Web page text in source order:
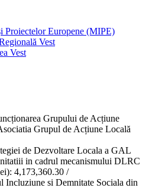
Proiectelor Europene (MIPE)
Vest
Vest
Grupului de Acțiune
Grupul de Acțiune Locală
de Dezvoltare Locala a GAL
in cadrul mecanismului DLRC
4,173,360.30 /
Incluziune si Demnitate Sociala din